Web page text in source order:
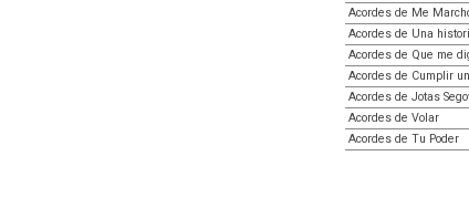
Acordes de Me
Acordes de Una
Acordes de Que me
Acordes de Cumplir
Acordes de Jotas
Acordes de Volar
Acordes de Tu Poder